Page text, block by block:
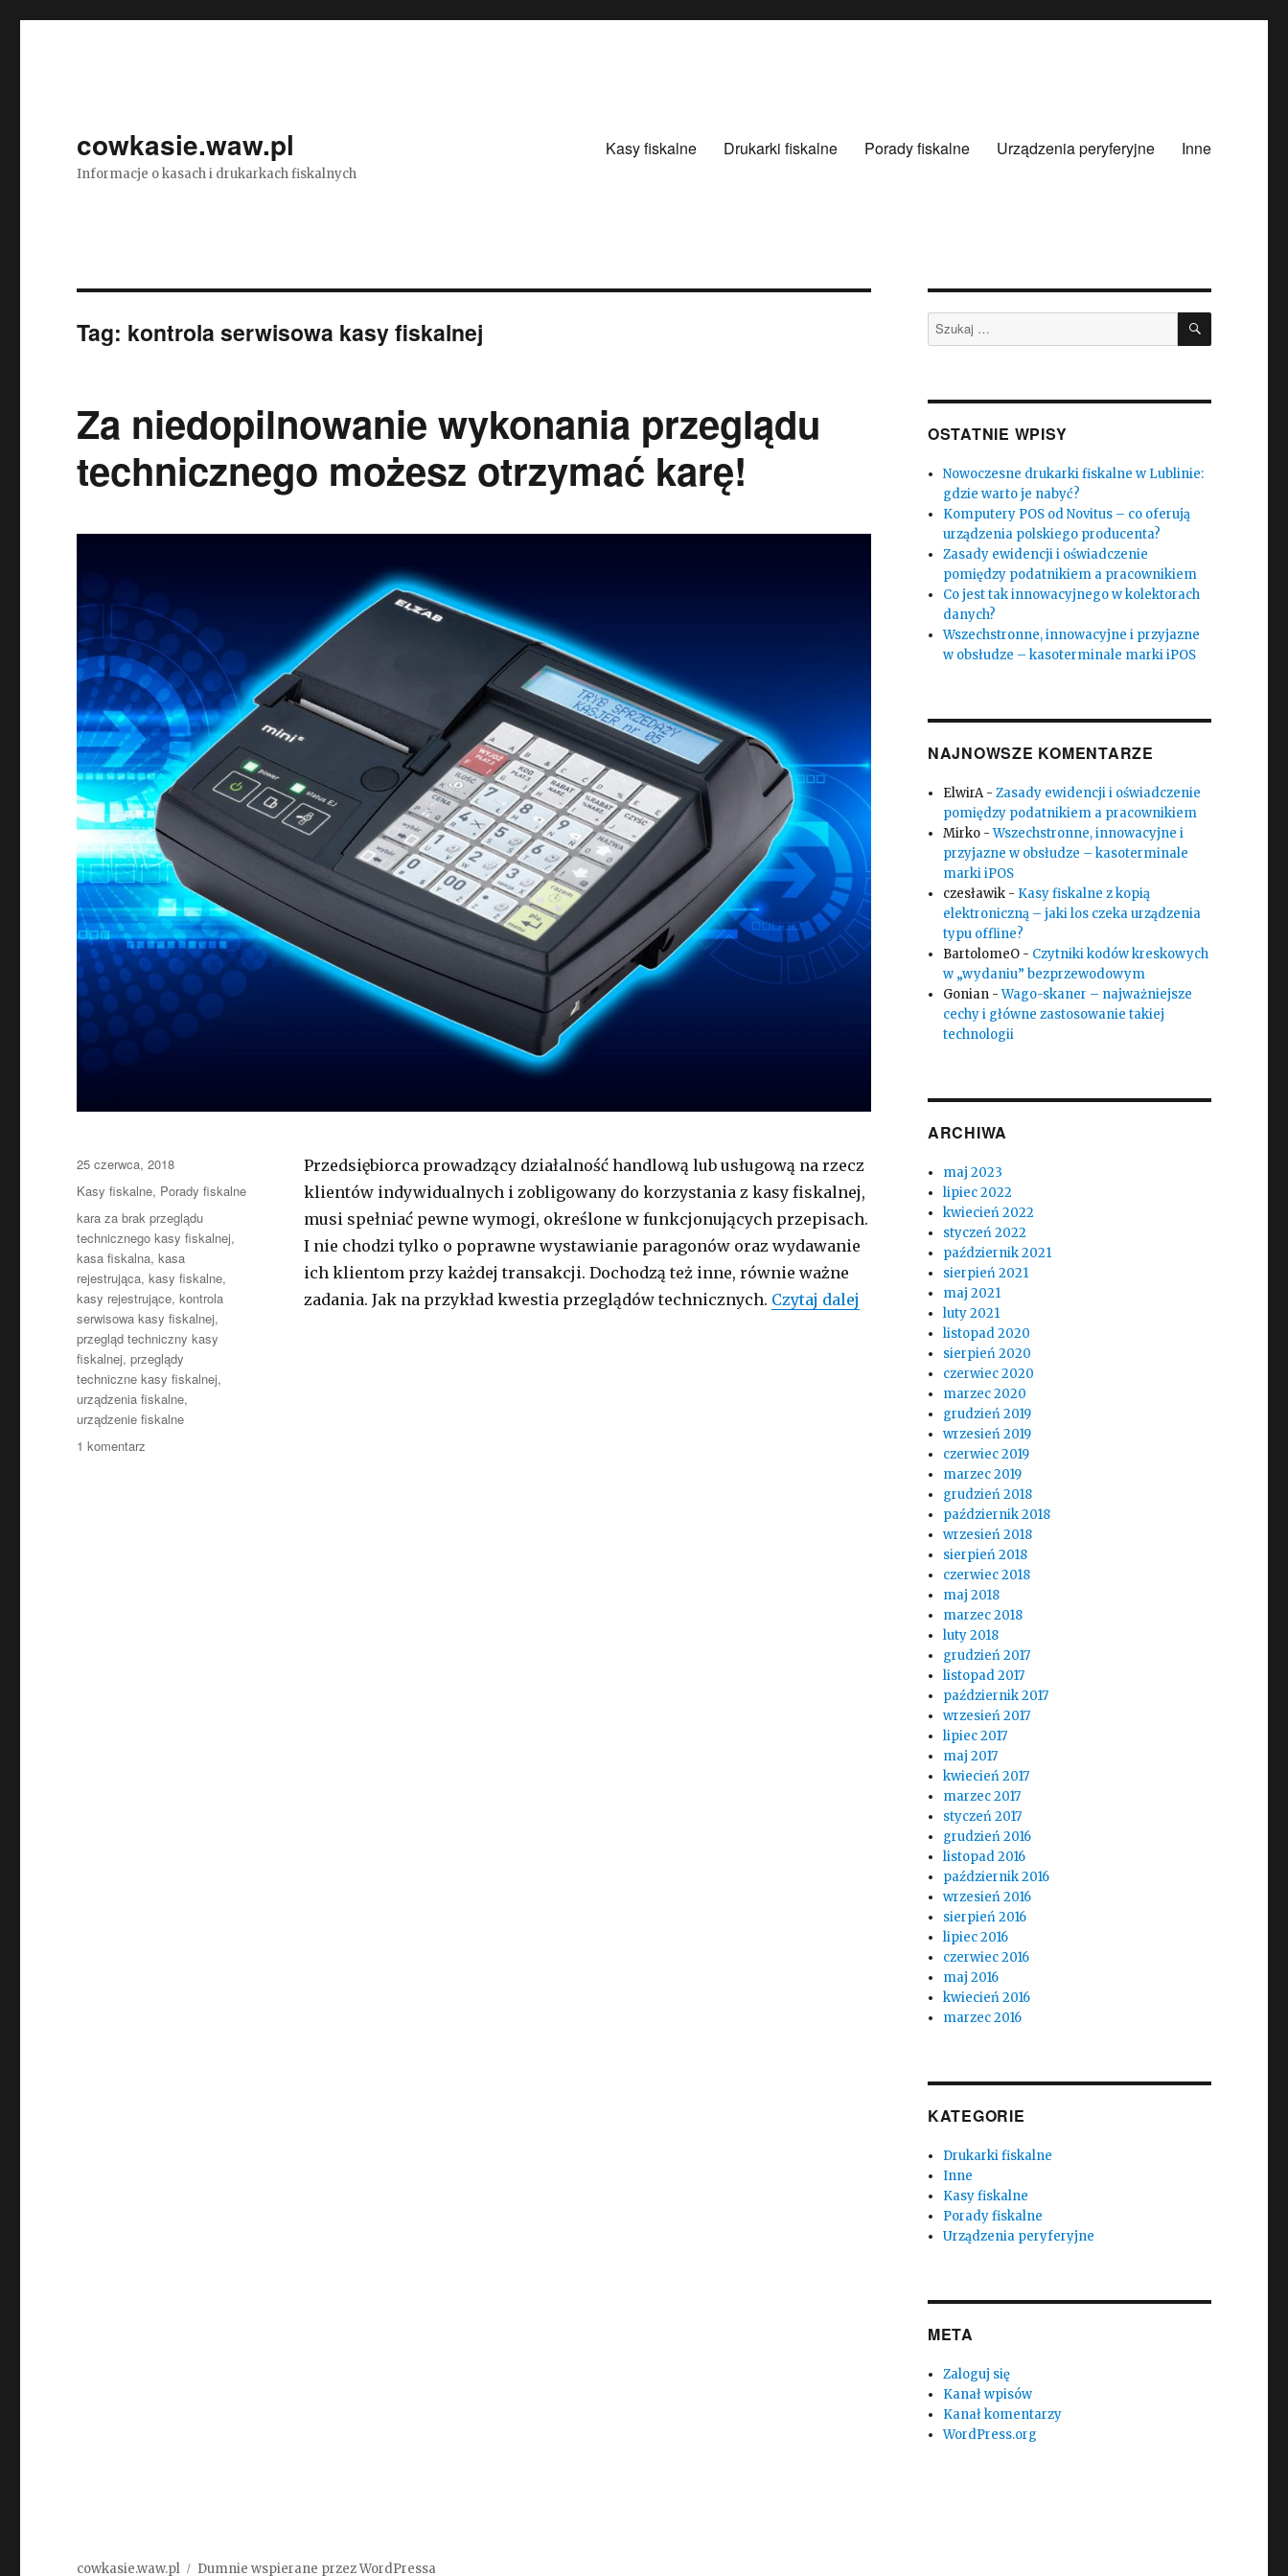
cowkasie.waw.pl
Informacje o kasach i drukarkach fiskalnych
Kasy fiskalne Drukarki fiskalne Porady fiskalne Urządzenia peryferyjne Inne
Tag: kontrola serwisowa kasy fiskalnej
Za niedopilnowanie wykonania przeglądu
technicznego możesz otrzymać karę!
Przedsiębiorca prowadzący działalność handlową lub usługową na rzecz
klientów indywidualnych i zobligowany do korzystania z kasy fiskalnej,
musi spełniać pewne wymogi, określone w funkcjonujących przepisach.
I nie chodzi tylko o poprawne wystawianie paragonów oraz wydawanie
ich klientom przy każdej transakcji. Dochodzą też inne, równie ważne
zadania. Jak na przykład kwestia przeglądów technicznych. Czytaj dalej Za niedopilnowanie wykonania przeglądu
Opublikowano
25 czerwca, 2018
Kategorie
Kasy fiskalne, Porady fiskalne
Tagi
kara za brak przeglądu
technicznego kasy fiskalnej,
kasa fiskalna,kasa
rejestrująca,kasy fiskalne,
kasy rejestrujące,kontrola
serwisowa kasy fiskalnej,
przegląd techniczny kasy
fiskalnej,przeglądy
techniczne kasy fiskalnej,
urządzenia fiskalne,
urządzenie fiskalne
1 komentarz
Szukaj: SZUKAJ
OSTATNIE WPISY
Nowoczesne drukarki fiskalne w Lublinie:
gdzie warto je nabyć?
Komputery POS od Novitus – co oferują
urządzenia polskiego producenta?
Zasady ewidencji i oświadczenie
pomiędzy podatnikiem a pracownikiem
Co jest tak innowacyjnego w kolektorach
danych?
Wszechstronne, innowacyjne i przyjazne
w obsłudze – kasoterminale marki iPOS
NAJNOWSZE KOMENTARZE
ElwirA-Zasady ewidencji i oświadczenie
pomiędzy podatnikiem a pracownikiem
Mirko -Wszechstronne, innowacyjne i
przyjazne w obsłudze – kasoterminale
marki iPOS
czesławik - Kasy fiskalne z kopią
elektroniczną – jaki los czeka urządzenia
typu offline?
BartolomeO - Czytniki kodów kreskowych
w „wydaniu” bezprzewodowym
Gonian -Wago-skaner – najważniejsze
cechy i główne zastosowanie takiej
technologii
ARCHIWA
maj 2023
lipiec 2022
kwiecień 2022
styczeń 2022
październik 2021
sierpień 2021
maj 2021
luty 2021
listopad 2020
sierpień 2020
czerwiec 2020
marzec 2020
grudzień 2019
wrzesień 2019
czerwiec 2019
marzec 2019
grudzień 2018
październik 2018
wrzesień 2018
sierpień 2018
czerwiec 2018
maj 2018
marzec 2018
luty 2018
grudzień 2017
listopad 2017
październik 2017
wrzesień 2017
lipiec 2017
maj 2017
kwiecień 2017
marzec 2017
styczeń 2017
grudzień 2016
listopad 2016
październik 2016
wrzesień 2016
sierpień 2016
lipiec 2016
czerwiec 2016
maj 2016
kwiecień 2016
marzec 2016
KATEGORIE
Drukarki fiskalne
Inne
Kasy fiskalne
Porady fiskalne
Urządzenia peryferyjne
META
Zaloguj się
Kanał wpisów
Kanał komentarzy
WordPress.org
cowkasie.waw.pl Dumnie wspierane przez WordPressa